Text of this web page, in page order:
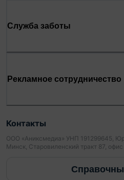
Служба заботы
Рекламное сотрудничество
Контакты
ООО «Аниксмедиа» УНП 191299645,
Минск, Старовиленский тракт 87,